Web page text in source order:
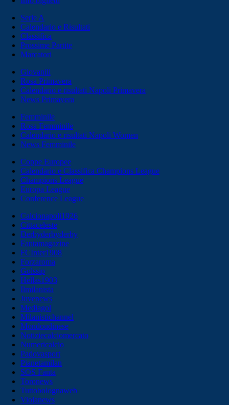
Serie A
Calendario e Risultati
Classifica
Prossime Partite
Marcatori
Giovanili
Rosa Primavera
Calendario e risultati Napoli Primavera
News Primavera
Femminile
Rosa Femminile
Calendario e risultati Napoli Women
News Femminile
Coppe Europee
Calendario e Classifica Champions League
Champions League
Europa League
Conference League
Calcionapoli1926
Cittaceleste
Derbyderbyderby
Fantamagazine
FCInter1908
Forzaroma
Golssip
Hellas1903
Ilmilanista
Juvenews
Mediagol
Milanistichannel
Mondoudinese
Notiziecalciomercato
Numericalcio
Padovasport
Pianetamilan
SOS Fanta
Toronews
Tuttobolognaweb
Violanews